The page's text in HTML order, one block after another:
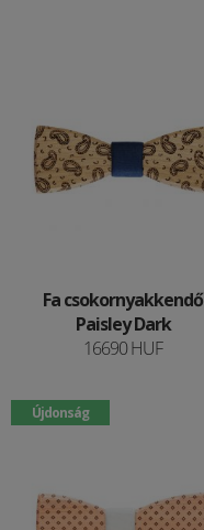
Fa csokornyakkendő
Paisley Dark
16690 HUF
Újdonság